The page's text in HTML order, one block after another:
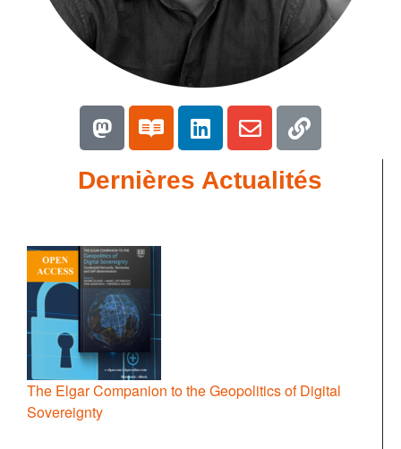
Dernières Actualités
The Elgar Companion to the Geopolitics of Digital
Sovereignty